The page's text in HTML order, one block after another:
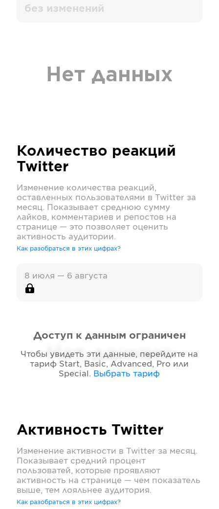
без изменений
Нет данных
Количество реакций
Twitter
Изменение количества реакций,
оставленных пользователями в Twitter за
месяц. Показывает среднюю сумму
лайков, комментариев и репостов на
странице — это позволяет оценить
активность аудитории.
Как разобраться в этих цифрах?
8 июля — 6 августа
Нет данных
Доступ к данным ограничен
Чтобы увидеть эти данные, перейдите на
тариф Start, Basic, Advanced, Pro или
Special . Выбрать тариф
Активность Twitter
Изменение активности в Twitter за месяц.
Показывает средний процент
пользоватей, которые проявляют
активность на странице — чем показатель
выше, тем лояльнее аудитория.
Как разобраться в этих цифрах?